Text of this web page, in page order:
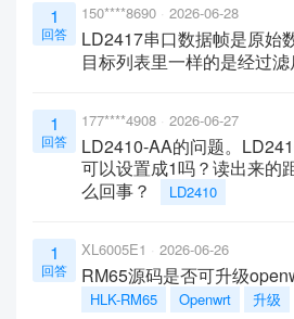
1
回答
150****8690 2026-06-28
LD2417串口数据帧是原始
目标列表里一样的是经过滤
1
回答
177****4908 2026-06-27
LD2410-AA的问题。
可以设置成1吗？读出来的
么回事？
LD2410
1
回答
XL6005E1 2026-06-26
RM65源码是否可升级
HLK-RM65 Openwrt 升级